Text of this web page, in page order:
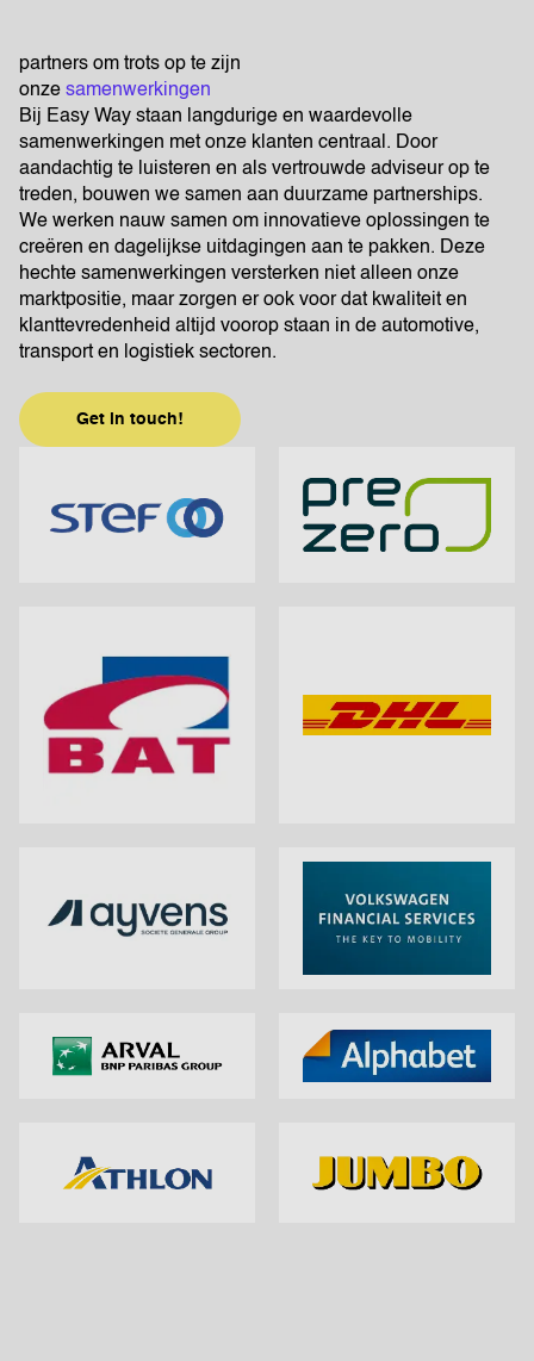
partners om trots op te zijn
onze samenwerkingen
Bij Easy Way staan langdurige en waardevolle
samenwerkingen met onze klanten centraal. Door
aandachtig te luisteren en als vertrouwde adviseur op te
treden, bouwen we samen aan duurzame partnerships.
We werken nauw samen om innovatieve oplossingen te
creëren en dagelijkse uitdagingen aan te pakken. Deze
hechte samenwerkingen versterken niet alleen onze
marktpositie, maar zorgen er ook voor dat kwaliteit en
klanttevredenheid altijd voorop staan in de automotive,
transport en logistiek sectoren.
Get in touch!